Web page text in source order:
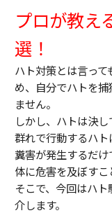
プロが教え
選！
ハト対策とは言っ
め、自分でハトを
ません。
しかし、ハトは決し
群れで行動するハ
糞害が発生するだ
体に危害を及ぼすこ
そこで、今回はハ
介します。